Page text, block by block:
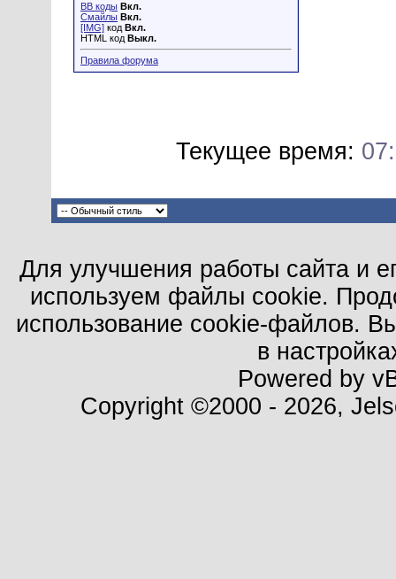
BB коды Вкл.
Смайлы Вкл.
[IMG] код Вкл.
HTML код Выкл.
Правила форума
Текущее время:
Для улучшения работы сайта и
используем файлы cookie.
использование cookie-файлов.
в
Powered by
Copyright ©2000 - 2026,